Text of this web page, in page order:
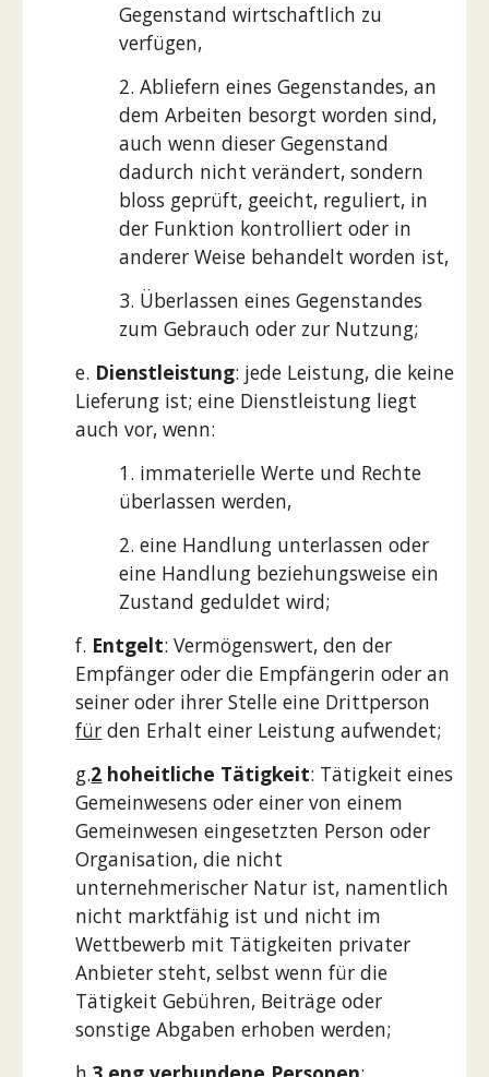
Gegenstand wirtschaftlich zu
verfügen,
2. Abliefern eines Gegenstandes, an
dem Arbeiten besorgt worden sind,
auch wenn dieser Gegenstand
dadurch nicht verändert, sondern
bloss geprüft, geeicht, reguliert, in
der Funktion kontrolliert oder in
anderer Weise behandelt worden ist,
3. Überlassen eines Gegenstandes
zum Gebrauch oder zur Nutzung;
e. Dienstleistung: jede Leistung, die keine
Lieferung ist; eine Dienstleistung liegt
auch vor, wenn:
1. immaterielle Werte und Rechte
überlassen werden,
2. eine Handlung unterlassen oder
eine Handlung beziehungsweise ein
Zustand geduldet wird;
f. Entgelt: Vermögenswert, den der
Empfänger oder die Empfängerin oder an
seiner oder ihrer Stelle eine Drittperson
für den Erhalt einer Leistung aufwendet;
g.2 hoheitliche Tätigkeit: Tätigkeit eines
Gemeinwesens oder einer von einem
Gemeinwesen eingesetzten Person oder
Organisation, die nicht
unternehmerischer Natur ist, namentlich
nicht marktfähig ist und nicht im
Wettbewerb mit Tätigkeiten privater
Anbieter steht, selbst wenn für die
Tätigkeit Gebühren, Beiträge oder
sonstige Abgaben erhoben werden;